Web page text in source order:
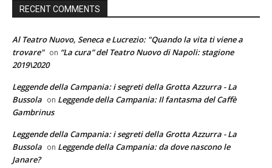
RECENT COMMENTS
Al Teatro Nuovo, Seneca e Lucrezio: "Quando la vita ti viene a
trovare" on “La cura” del Teatro Nuovo di Napoli: stagione
2019\2020
Leggende della Campania: i segreti della Grotta Azzurra - La
Bussola on Leggende della Campania: Il fantasma del Caffè
Gambrinus
Leggende della Campania: i segreti della Grotta Azzurra - La
Bussola on Leggende della Campania: da dove nascono le
Janare?